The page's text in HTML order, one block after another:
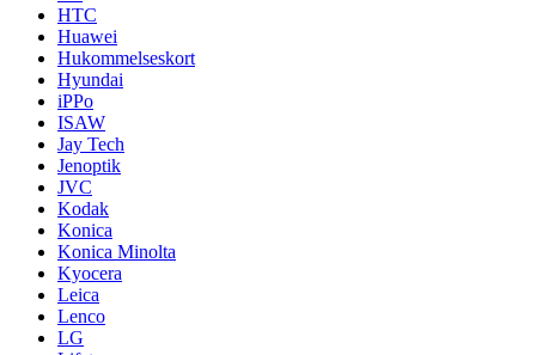
HTC
Huawei
Hukommelseskort
Hyundai
iPPo
ISAW
Jay Tech
Jenoptik
JVC
Kodak
Konica
Konica Minolta
Kyocera
Leica
Lenco
LG